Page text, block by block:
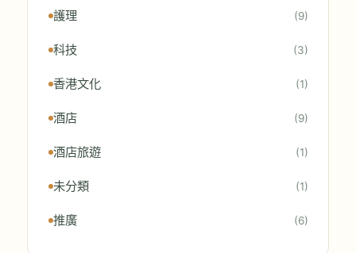
護理 (9)
科技 (3)
香港文化 (1)
酒店 (9)
酒店旅遊 (1)
未分類 (1)
推廣 (6)